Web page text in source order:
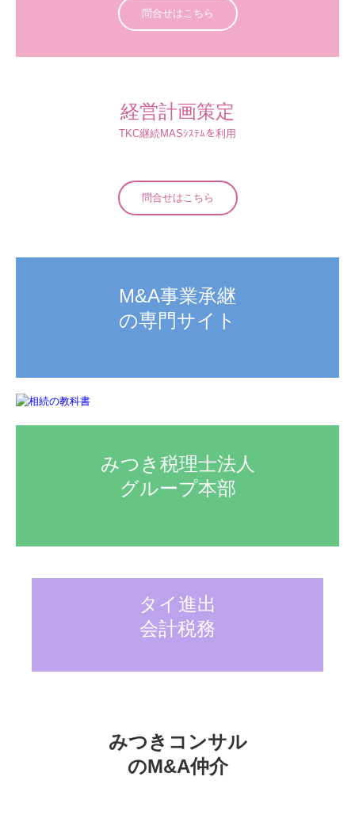
問合せはこちら
経営計画策定
TKC継続MASｼｽﾃﾑを利用
問合せはこちら
M&A事業承継
の専門サイト
みつき税理士法人
グループ本部
タイ進出
会計税務
みつきコンサル
のM&A仲介